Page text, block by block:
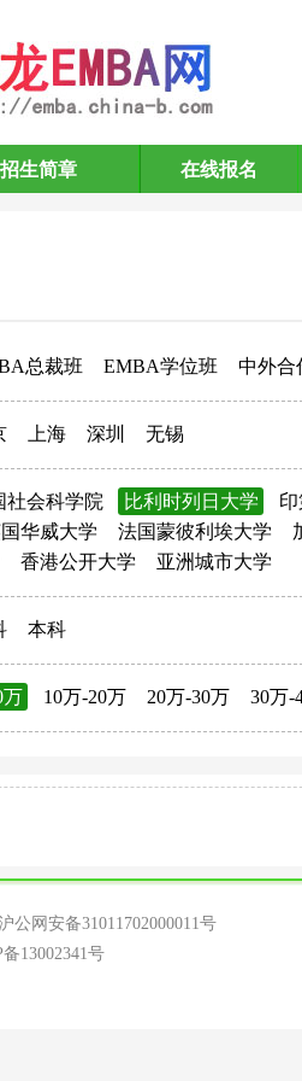
章
生简章 在线报名
总裁班 EMBA学位班 中外合
上海 深圳 无锡
社会科学院 比利时列日大学
华威大学 法国蒙彼利埃大学
香港公开大学 亚洲城市大学
本科
万 10万-20万 20万-30万 30万-
公网安备31011702000011号
13002341号